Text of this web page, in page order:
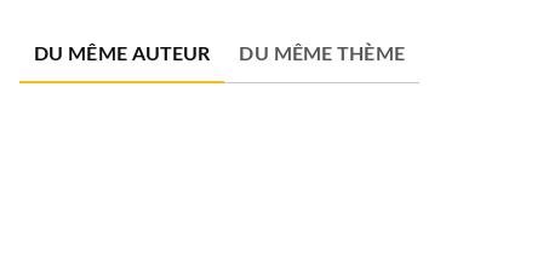
DU MÊME AUTEUR DU MÊME THÈME